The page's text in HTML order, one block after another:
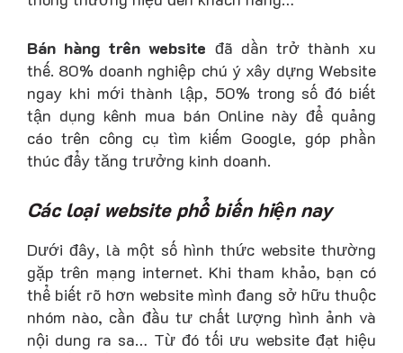
Bán hàng trên website đã dần trở thành xu
thế. 80% doanh nghiệp chú ý xây dựng Website
ngay khi mới thành lập, 50% trong số đó biết
tận dụng kênh mua bán Online này để quảng
cáo trên công cụ tìm kiếm Google, góp phần
thúc đẩy tăng trưởng kinh doanh.
Các loại website phổ biến hiện nay
Dưới đây, là một số hình thức website thường
gặp trên mạng internet. Khi tham khảo, bạn có
thể biết rõ hơn website mình đang sở hữu thuộc
nhóm nào, cần đầu tư chất lượng hình ảnh và
nội dung ra sa… Từ đó tối ưu website đạt hiệu